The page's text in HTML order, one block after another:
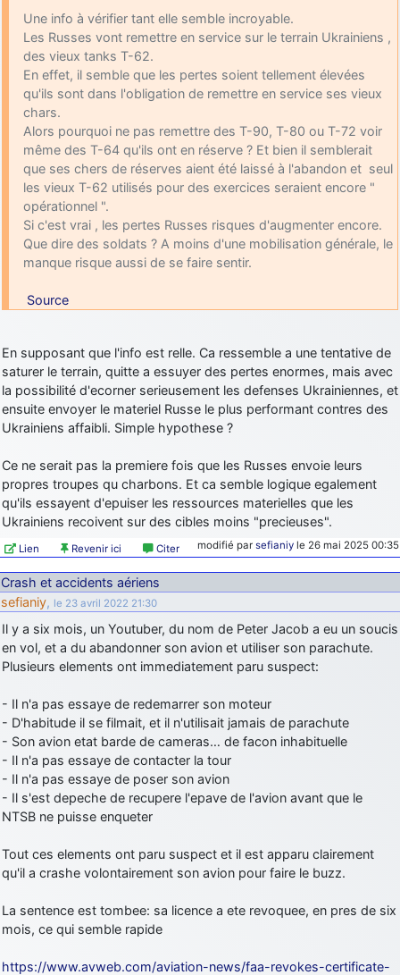
d9pouces: cette fois, c'est le Brésil et Singapour qui mettent le site
par terre
jericho : Ah ben je peux te confirmer que j'étais resté dans le filtre…
d9pouces
manifestement
tout voir
Une info à vérifier tant elle semble incroyable.
Les Russes vont remettre en service sur le terrain Ukrainiens ,
des vieux tanks T-62.
En effet, il semble que les pertes soient tellement élevées
qu'ils sont dans l'obligation de remettre en service ses vieux
chars.
Alors pourquoi ne pas remettre des T-90, T-80 ou T-72 voir
même des T-64 qu'ils ont en réserve ? Et bien il semblerait
que ses chers de réserves aient été laissé à l'abandon et seul
les vieux T-62 utilisés pour des exercices seraient encore "
opérationnel ".
Si c'est vrai , les pertes Russes risques d'augmenter encore.
Que dire des soldats ? A moins d'une mobilisation générale, le
manque risque aussi de se faire sentir.
Source
En supposant que l'info est relle. Ca ressemble a une tentative de
saturer le terrain, quitte a essuyer des pertes enormes, mais avec
la possibilité d'ecorner serieusement les defenses Ukrainiennes, et
ensuite envoyer le materiel Russe le plus performant contres des
Ukrainiens affaibli. Simple hypothese ?
Ce ne serait pas la premiere fois que les Russes envoie leurs
propres troupes qu charbons. Et ca semble logique egalement
qu'ils essayent d'epuiser les ressources materielles que les
Ukrainiens recoivent sur des cibles moins "precieuses".
Lien Revenir ici Citer modifié par sefianiy le 26 mai 2025 00:35
Crash et accidents aériens
sefianiy, le 23 avril 2022 21:30
Il y a six mois, un Youtuber, du nom de Peter Jacob a eu un soucis
en vol, et a du abandonner son avion et utiliser son parachute.
Plusieurs elements ont immediatement paru suspect:
- Il n'a pas essaye de redemarrer son moteur
- D'habitude il se filmait, et il n'utilisait jamais de parachute
- Son avion etat barde de cameras… de facon inhabituelle
- Il n'a pas essaye de contacter la tour
- Il n'a pas essaye de poser son avion
- Il s'est depeche de recupere l'epave de l'avion avant que le
NTSB ne puisse enqueter
Tout ces elements ont paru suspect et il est apparu clairement
qu'il a crashe volontairement son avion pour faire le buzz.
La sentence est tombee: sa licence a ete revoquee, en pres de six
mois, ce qui semble rapide
https://www.avweb.com/aviation-news/faa-revokes-certificate-